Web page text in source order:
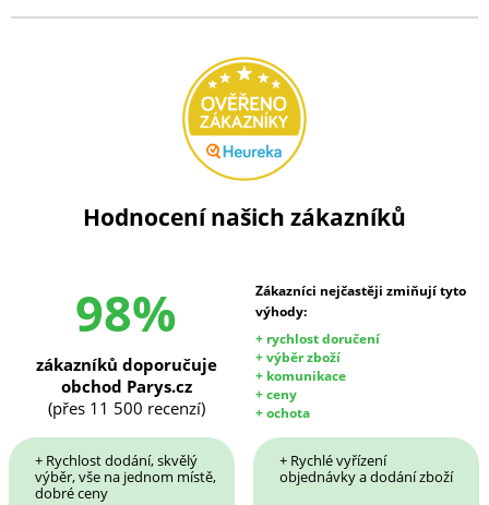
Hodnocení našich zákazníků
98%
Zákazníci nejčastěji zmiňují tyto
výhody:
+ rychlost doručení
+ výběr zboží
+ komunikace
+ ceny
+ ochota
zákazníků doporučuje
obchod Parys.cz
(přes 11 500 recenzí)
+ Rychlost dodání, skvělý
výběr, vše na jednom místě,
dobré ceny
+ Rychlé vyřízení
objednávky a dodání zboží